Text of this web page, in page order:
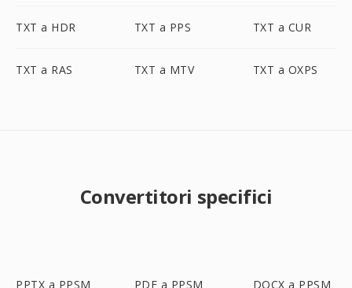
TXT a HDR TXT a PPS TXT a CUR
TXT a RAS TXT a MTV TXT a OXPS
Convertitori specifici
PPTX a PPSM PDF a PPSM DOCX a PPSM